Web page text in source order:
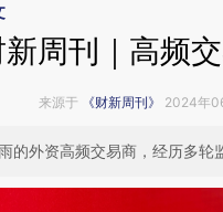
新周刊｜高频
来源于 《财新周刊》 2024年
的外资高频交易商，经历多轮